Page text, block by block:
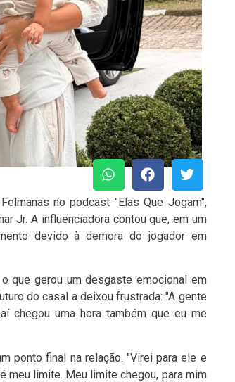
no podcast "Elas Que Jogam",
Jr. A influenciadora contou que, em um
devido à demora do jogador em
que gerou um desgaste emocional em
do casal a deixou frustrada: "A gente
chegou uma hora também que eu me
ponto final na relação. "Virei para ele e
meu limite. Meu limite chegou, para mim